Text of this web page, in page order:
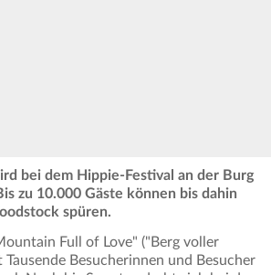
bei dem Hippie-Festival an der Burg
zu 10.000 Gäste können bis dahin
spüren.
Full of Love" ("Berg voller
Tausende Besucherinnen und Besucher